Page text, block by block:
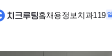
홈채용정보 치과119